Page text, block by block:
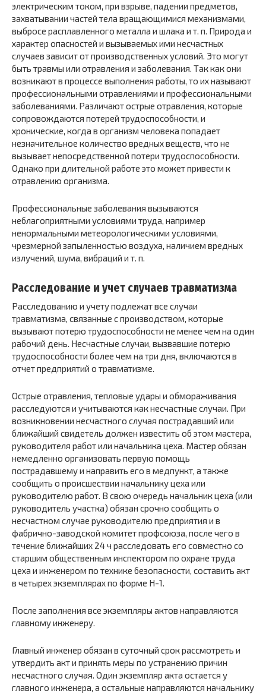
электрическим током, при взрыве, падении предметов,
захватывании частей тела вращающимися механизмами,
выбросе расплавленного металла и шлака и т. п. Природа и
характер опасностей и вызываемых ими несчастных
случаев зависит от производственных условий. Это могут
быть травмы или отравления и заболевания. Так как они
возникают в процессе выполнения работы, то их называют
профессиональными отравлениями и профессиональными
заболеваниями. Различают острые отравления, которые
сопровождаются потерей трудоспособности, и
хронические, когда в организм человека попадает
незначительное количество вредных веществ, что не
вызывает непосредственной потери трудоспособности.
Однако при длительной работе это может привести к
отравлению организма.
Профессиональные заболевания вызываются
неблагоприятными условиями труда, например
ненормальными метеорологическими условиями,
чрезмерной запыленностью воздуха, наличием вредных
излучений, шума, вибраций и т. п.
Расследование и учет случаев травматизма
Расследованию и учету подлежат все случаи
травматизма, связанные с производством, которые
вызывают потерю трудоспособности не менее чем на один
рабочий день. Несчастные случаи, вызвавшие потерю
трудоспособности более чем на три дня, включаются в
отчет предприятий о травматизме.
Острые отравления, тепловые удары и обмораживания
расследуются и учитываются как несчастные случаи. При
возникновении несчастного случая пострадавший или
ближайший свидетель должен известить об этом мастера,
руководителя работ или начальника цеха. Мастер обязан
немедленно организовать первую помощь
пострадавшему и направить его в медпункт, а также
сообщить о происшествии начальнику цеха или
руководителю работ. В свою очередь начальник цеха (или
руководитель участка) обязан срочно сообщить о
несчастном случае руководителю предприятия и в
фабрично-заводской комитет профсоюза, после чего в
течение ближайших 24 ч расследовать его совместно со
старшим общественным инспектором по охране труда
цеха и инженером по технике безопасности, составить акт
в четырех экземплярах по форме Н-1.
После заполнения все экземпляры актов направляются
главному инженеру.
Главный инженер обязан в суточный срок рассмотреть и
утвердить акт и принять меры по устранению причин
несчастного случая. Один экземпляр акта остается у
главного инженера, а остальные направляются начальнику